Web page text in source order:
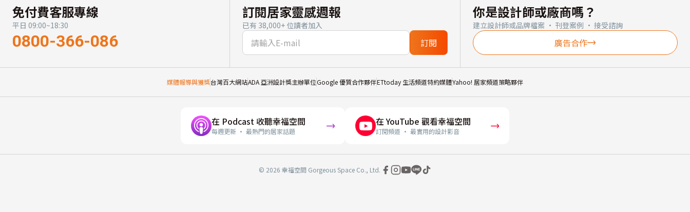
免付費客服專線
平日 09:00~18:30
0800-366-086
訂閱居家靈感週報
已有 38,000+ 位讀者加入
訂閱
你是設計師或廠商嗎？
建立設計師或品牌檔案 · 刊登案例 · 接受諮詢
廣告合作
媒體報導與獲獎台灣百大網站ADA 亞洲設計獎主辦單位Google 優質合作夥伴ETtoday 生活頻道特約媒體Yahoo! 居家頻道策略夥伴
在 Podcast 收聽幸福空間
每週更新 · 最熱門的居家話題
在 YouTube 觀看幸福空間
訂閱頻道 · 最實用的設計影音
© 2026 幸福空間 Gorgeous Space Co., Ltd.